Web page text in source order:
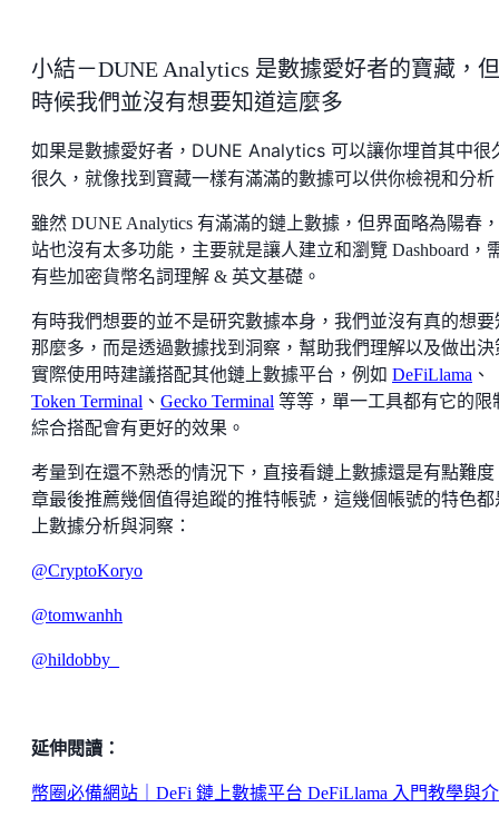
小結－DUNE Analytics 是數據愛好者的寶藏，
時候我們並沒有想要知道這麼多
如果是數據愛好者，DUNE Analytics 可以讓你埋首其中很
很久，就像找到寶藏一樣有滿滿的數據可以供你檢視和分析
雖然 DUNE Analytics 有滿滿的鏈上數據，但界面略為陽春
站也沒有太多功能，主要就是讓人建立和瀏覽 Dashboard，
有些加密貨幣名詞理解 & 英文基礎。
有時我們想要的並不是研究數據本身，我們並沒有真的想要
那麼多，而是透過數據找到洞察，幫助我們理解以及做出決
實際使用時建議搭配其他鏈上數據平台，例如 DeFiLlama 、
Token Terminal 、 Gecko Terminal 等等，單一工具都有它的限
綜合搭配會有更好的效果。
考量到在還不熟悉的情況下，直接看鏈上數據還是有點難度
章最後推薦幾個值得追蹤的推特帳號，這幾個帳號的特色都
上數據分析與洞察：
@CryptoKoryo
@tomwanhh
@hildobby_
延伸閱讀：
幣圈必備網站｜DeFi 鏈上數據平台 DeFiLlama 入門教學與